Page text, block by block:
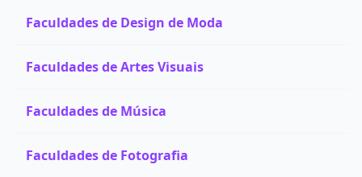
Faculdades de Design de Moda
Faculdades de Artes Visuais
Faculdades de Música
Faculdades de Fotografia